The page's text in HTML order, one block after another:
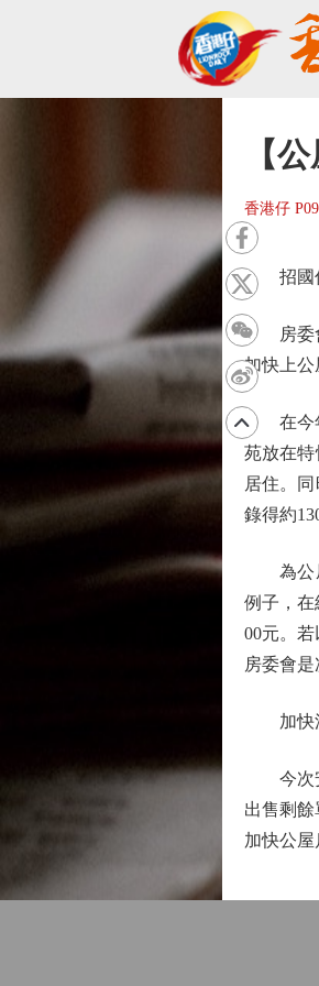
【
香港仔 P09
招國偉
房委會
加快上公
在今年
苑放在
居住。
錄得約
為公屋
例子，在
00元。
房委會是
加快流
今次安
出售剩
加快公屋